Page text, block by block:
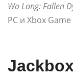
Wo Long: Fallen
PC и Xbox Game